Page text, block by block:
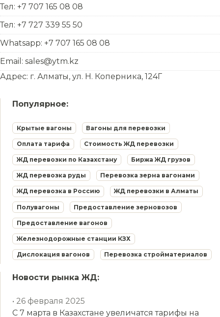
Тел: +7 707 165 08 08
Тел: +7 727 339 55 50
Whatsapp: +7 707 165 08 08
Email: sales@ytm.kz
Адрес: г. Алматы, ул. Н. Коперника, 124Г
Популярное:
Крытые вагоны Вагоны для перевозки
Оплата тарифа Стоимость ЖД перевозки
ЖД перевозки по Казахстану Биржа ЖД грузов
ЖД перевозка руды Перевозка зерна вагонами
ЖД перевозка в Россию ЖД перевозки в Алматы
Полувагоны Предоставление зерновозов
Предоставление вагонов
Железнодорожные станции КЗХ
Дислокация вагонов Перевозка стройматериалов
Новости рынка ЖД:
• 26 февраля 2025
С 7 марта в Казахстане увеличатся тарифы на